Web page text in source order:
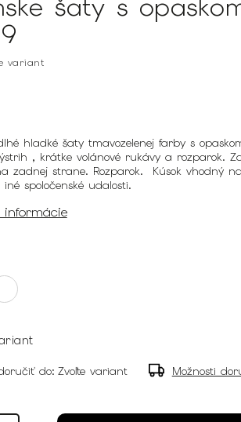
šaty s
variant
hladké šaty tmavozelenej farby s
, krátke volánové rukávy a rozparok.
zadnej strane. Rozparok. Kúsok vhodný
spoločenské udalosti.
informácie
do: Zvoľte variant Možnosti